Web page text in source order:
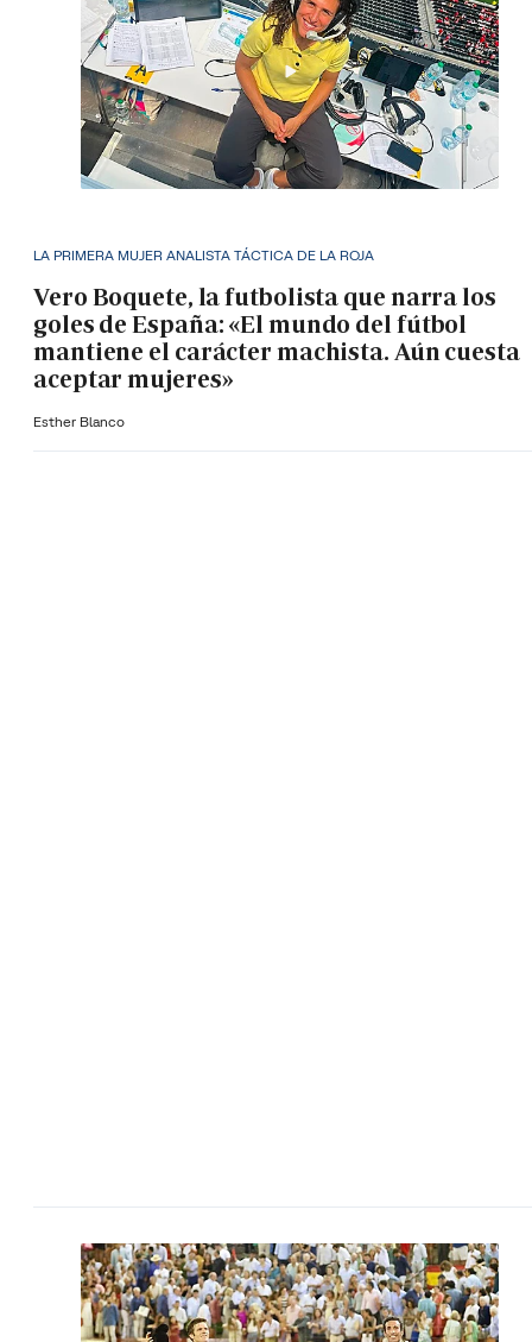
LA PRIMERA MUJER ANALISTA TÁCTICA DE LA ROJA
Vero Boquete, la futbolista que narra los
goles de España: «El mundo del fútbol
mantiene el carácter machista. Aún cuesta
aceptar mujeres»
Esther Blanco